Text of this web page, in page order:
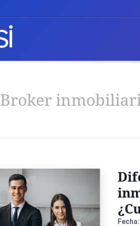
Broker
Fecha: